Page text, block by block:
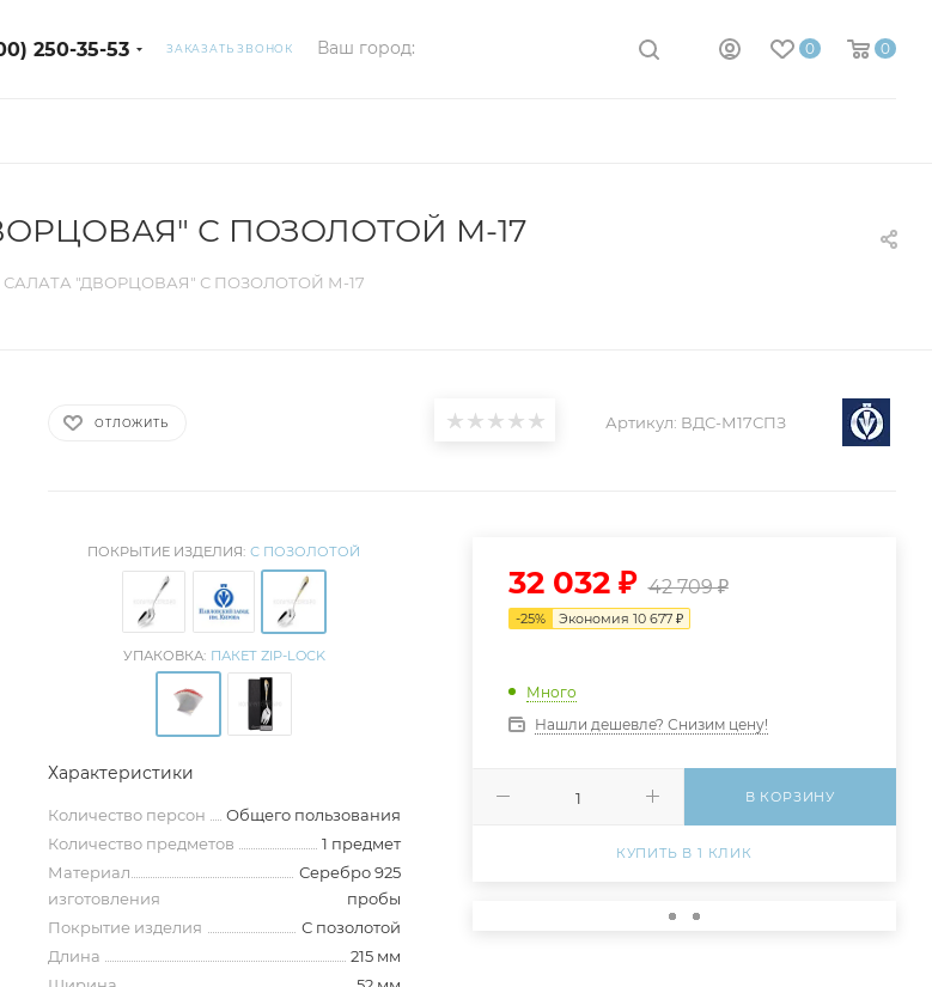
250-35-53 ЗАКАЗАТЬ ЗВОНОК Ваш город: 0 0
С ПОЗОЛОТОЙ М-17
"ДВОРЦОВАЯ" С ПОЗОЛОТОЙ М-17
ОТЛОЖИТЬ Артикул: ВДС-М17СПЗ
ПОКРЫТИЕ ИЗДЕЛИЯ: С ПОЗОЛОТОЙ
УПАКОВКА: ПАКЕТ ZIP-LOCK
Характеристики
Количество персон
Общего пользования
Количество предметов
1 предмет
Материал
изготовления
Серебро 925
пробы
Покрытие изделия
С позолотой
Длина
215 мм
32 032₽ 42 709₽
-25% Экономия 10 677₽
Много
Нашли дешевле? Снизим цену!
В КОРЗИНУ
КУПИТЬ В 1 КЛИК